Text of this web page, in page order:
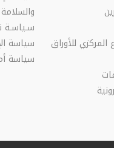
للأوراق
سـياسـة
سياسة
سياسة